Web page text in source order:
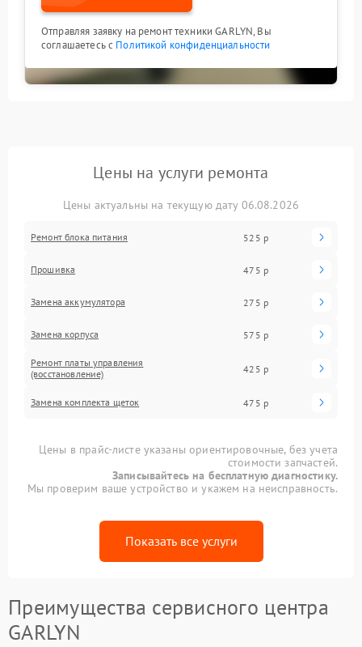
Отправляя заявку на ремонт техники GARLYN, Вы
соглашаетесь с Политикой конфиденциальности
Цены на услуги ремонта
Цены актуальны на текущую дату 06.08.2026
Ремонт блока питания 525 р
Прошивка 475 р
Замена аккумулятора 275 р
Замена корпуса 575 р
Ремонт платы управления
(восстановление)
425 р
Замена комплекта щеток 475 р
Цены в прайс-листе указаны ориентировочные, без учета
стоимости запчастей.
Записывайтесь на бесплатную диагностику.
Мы проверим ваше устройство и укажем на неисправность.
Показать все услуги
Преимущества сервисного центра
GARLYN